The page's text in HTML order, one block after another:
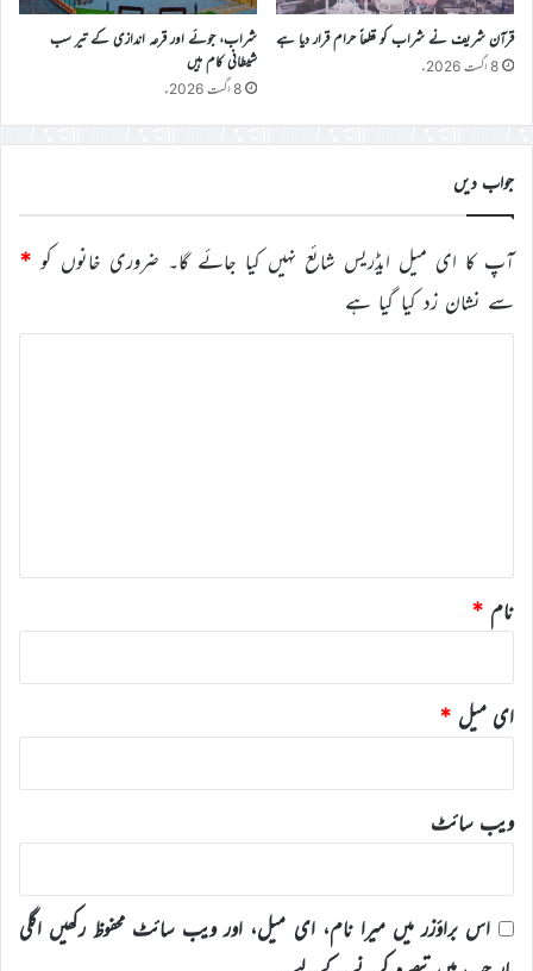
قرآن شریف نے شراب کو قطعاً حرام قرار دیا ہے
8 اگست 2026ء
شراب، جوئے اور قرعہ اندازی کے تیر سب
شیطانی کام ہیں
8 اگست 2026ء
جواب دیں
آپ کا ای میل ایڈریس شائع نہیں کیا جائے گا۔ ضروری خانوں کو *
سے نشان زد کیا گیا ہے
نام *
ای میل *
ویب‌ سائٹ
اس براؤزر میں میرا نام، ای میل، اور ویب سائٹ محفوظ رکھیں اگلی